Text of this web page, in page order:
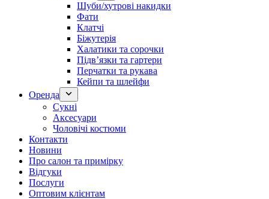
Шуби/хутрові накидки
Фати
Клатчі
Біжутерія
Халатики та сорочки
Підвʼязки та гартери
Перчатки та рукава
Кейпи та шлейфи
Оренда
Сукні
Аксесуари
Чоловічі костюми
Контакти
Новини
Про салон та примірку
Відгуки
Послуги
Оптовим клієнтам